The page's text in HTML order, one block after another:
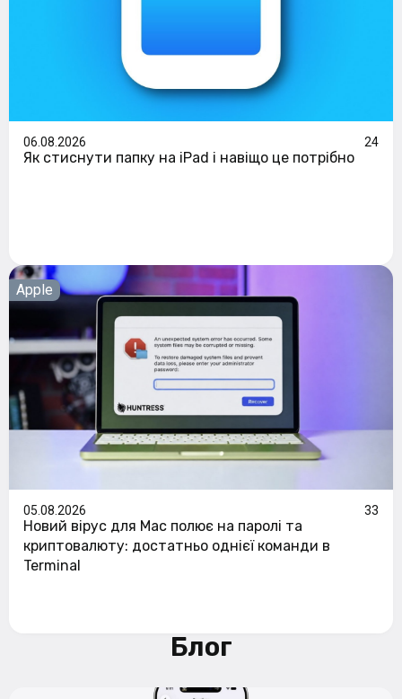
06.08.2026 24
Як стиснути папку на iPad і навіщо це потрібно
Apple
05.08.2026 33
Новий вірус для Mac полює на паролі та
криптовалюту: достатньо однієї команди в
Terminal
Блог